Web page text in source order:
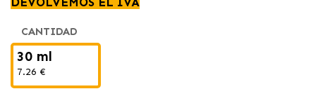
espacio en un lugar irresistible para tu felino.
CANTIDAD
30 ml
7.26 €